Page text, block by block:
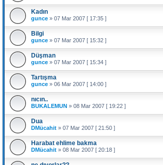
Kadın
gunce » 07 Mar 2007 [ 17:35 ]
Bilgi
gunce » 07 Mar 2007 [ 15:32 ]
Düşman
gunce » 07 Mar 2007 [ 15:34 ]
Tartışma
gunce » 06 Mar 2007 [ 14:00 ]
nıcın..
BUKALEMUN » 08 Mar 2007 [ 19:22 ]
Dua
DMücahit » 07 Mar 2007 [ 21:50 ]
Harabat ehlime bakma
DMücahit » 08 Mar 2007 [ 20:18 ]